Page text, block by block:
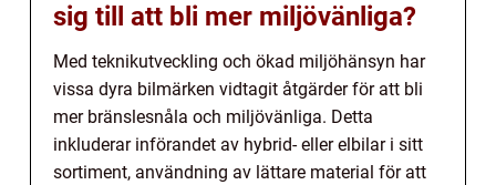
sig till att bli mer miljövänliga?
Med teknikutveckling och ökad miljöhänsyn har
vissa dyra bilmärken vidtagit åtgärder för att bli
mer bränslesnåla och miljövänliga. Detta
inkluderar införandet av hybrid- eller elbilar i sitt
sortiment, användning av lättare material för att